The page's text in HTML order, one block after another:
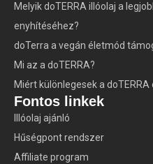
Melyik doTERRA illóolaj a
enyhítéséhez?
doTerra a vegán életmód
Mi az a doTERRA?
Miért különlegesek a doTERRA
Fontos linkek
Illóolaj ajánló
Hűségpont rendszer
Affiliate program